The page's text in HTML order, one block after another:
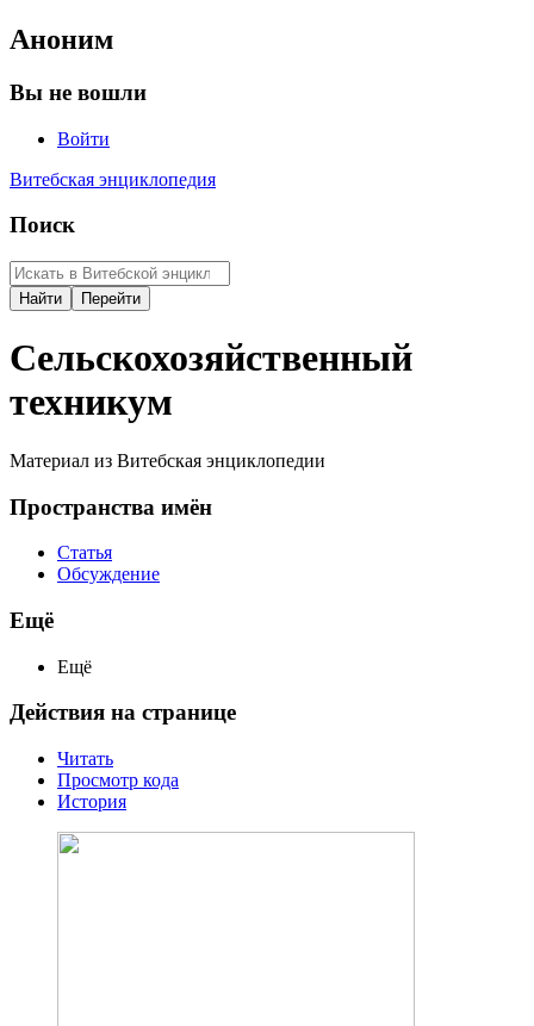
Аноним
Вы не вошли
Войти
Витебская энциклопедия
Поиск
Сельскохозяйственный
техникум
Материал из Витебская энциклопедии
Пространства имён
Статья
Обсуждение
Ещё
Ещё
Действия на странице
Читать
Просмотр кода
История